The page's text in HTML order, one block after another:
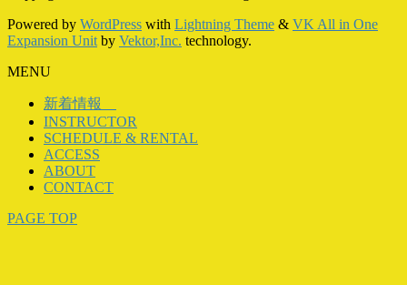
Powered by WordPress with Lightning Theme & VK All in One
Expansion Unit by Vektor,Inc. technology.
MENU
新着情報
INSTRUCTOR
SCHEDULE & RENTAL
ACCESS
ABOUT
CONTACT
PAGE TOP